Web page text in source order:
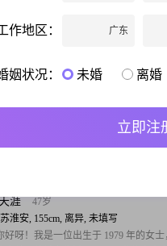
富有同理心，总是愿意倾听他人的心声
苏淮安, 165cm, 离异, 经销商
涯
47岁
淮安, 155cm, 离异, 未填写
好呀！我是一位出生于 1979 年的女士
作地区： 广东
姻状况： 未婚 离婚
立即注